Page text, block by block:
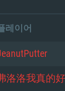
레이어
洛洛我真的